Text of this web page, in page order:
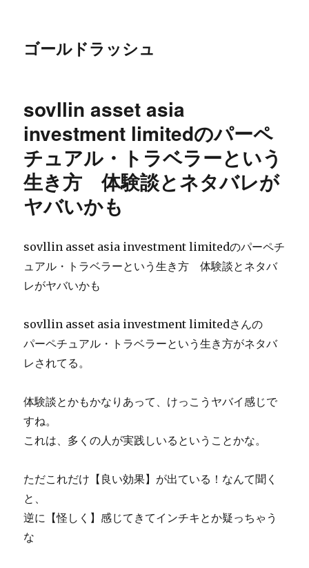
ゴールドラッシュ
sovllin asset asia
investment limitedのパーペ
チュアル・トラベラーという
生き方 体験談とネタバレが
ヤバいかも
sovllin asset asia investment limitedのパーペチ
ュアル・トラベラーという生き方 体験談とネタバ
レがヤバいかも
sovllin asset asia investment limitedさんの
パーペチュアル・トラベラーという生き方がネタバ
レされてる。
体験談とかもかなりあって、けっこうヤバイ感じで
すね。
これは、多くの人が実践しいるということかな。
ただこれだけ【良い効果】が出ている！なんて聞く
と、
逆に【怪しく】感じてきてインチキとか疑っちゃう
な